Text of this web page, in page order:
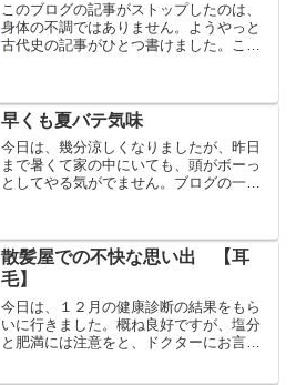
このブログの記事がストップしたのは、
身体の不調ではありません。ようやっと
古代史の記事がひとつ書けました。この
何時間一つの記事を書いた...
早くも夏バテ気味
今日は、幾分涼しくなりましたが、昨日
まで暑くて家の中にいても、頭がボーっ
としてやる気がでません。ブログの一行
ら、２時間ほど眠っていました。起き
て、２ｋｍばかり散歩しまし...
散髪屋での不快な思い出 【耳
毛】
今日は、１２月の健康診断の結果をもら
いに行きました。概ね良好ですが、塩分
と肥満には注意をと、ドクターにお言葉